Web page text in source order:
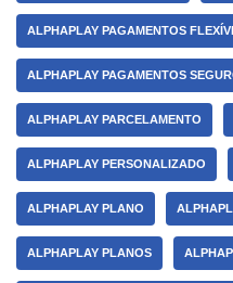
ALPHAPLAY PAGAMENTOS
ALPHAPLAY PAGAMENTOS
ALPHAPLAY PARCELAMENTO
ALPHAPLAY PERSONALIZADO
ALPHAPLAY PLANO
ALPHAPLAY PLANOS